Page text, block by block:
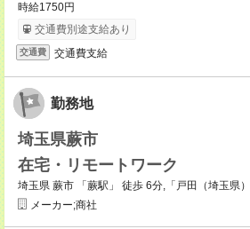
時給1750円
交通費別途支給あり
交通費 交通費支給
勤務地
埼玉県蕨市
在宅・リモートワーク
埼玉県 蕨市 「蕨駅」 徒歩 6分,「戸田（埼玉県
メーカー;商社